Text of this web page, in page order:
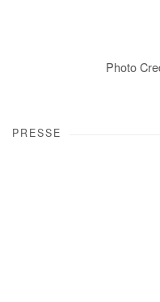
Photo
PRESSE